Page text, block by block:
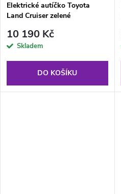
Elektrické autíčko Toyota
Land Cruiser zelené
10 190 Kč
Skladem
DO KOŠÍKU